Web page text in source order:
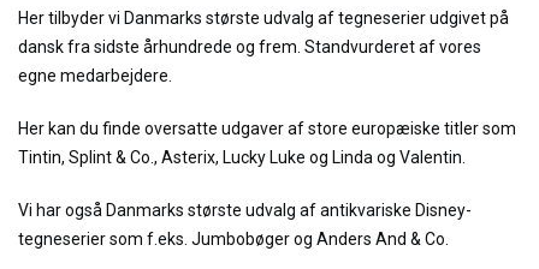
Her tilbyder vi Danmarks største udvalg af tegneserier udgivet på
dansk fra sidste århundrede og frem. Standvurderet af vores
egne medarbejdere.
Her kan du finde oversatte udgaver af store europæiske titler som
Tintin, Splint & Co., Asterix, Lucky Luke og Linda og Valentin.
Vi har også Danmarks største udvalg af antikvariske Disney-
tegneserier som f.eks. Jumbobøger og Anders And & Co.